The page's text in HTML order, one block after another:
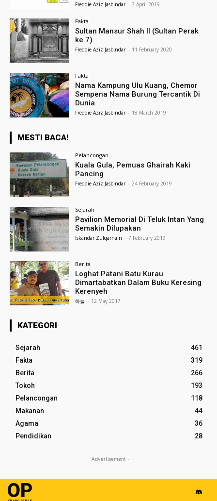
Freddie Aziz Jasbindar - 3 April 2019
Fakta
Sultan Mansur Shah II (Sultan Perak
ke 7)
Freddie Aziz Jasbindar - 11 February 2020
Fakta
Nama Kampung Ulu Kuang, Chemor
Sempena Nama Burung Tercantik Di
Dunia
Freddie Aziz Jasbindar - 18 March 2019
MESTI BACA!
Pelancongan
Kuala Gula, Pemuas Ghairah Kaki
Pancing
Freddie Aziz Jasbindar - 24 February 2019
Sejarah
Pavilion Memorial Di Teluk Intan Yang
Semakin Dilupakan
Iskandar Zulqarnain - 7 February 2019
Berita
Loghat Patani Batu Kurau
Dimartabatkan Dalam Buku Keresing
Kerenyeh
하늘 - 12 May 2017
KATEGORI
Sejarah
461
Fakta
319
Berita
266
Tokoh
193
Pelancongan
118
Makanan
44
Agama
36
Pendidikan
28
- Advertisement -
OP